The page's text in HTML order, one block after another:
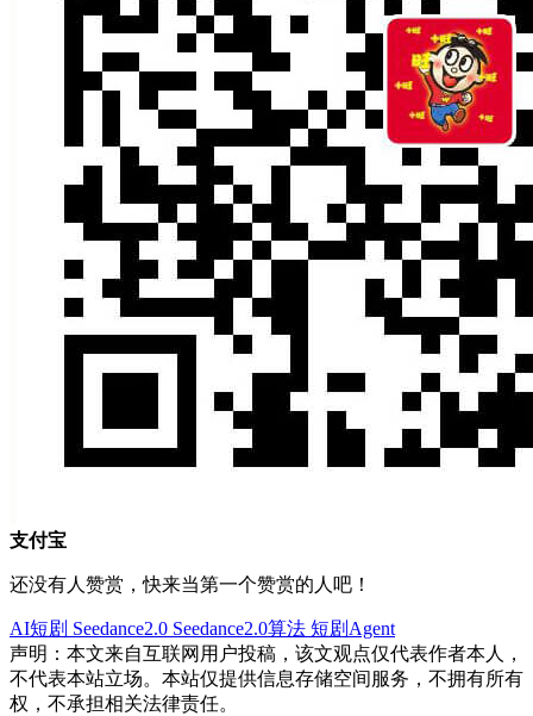
支付宝
还没有人赞赏，快来当第一个赞赏的人吧！
AI短剧 Seedance2.0 Seedance2.0算法 短剧Agent
声明：本文来自互联网用户投稿，该文观点仅代表作者本人，
不代表本站立场。本站仅提供信息存储空间服务，不拥有所有
权，不承担相关法律责任。